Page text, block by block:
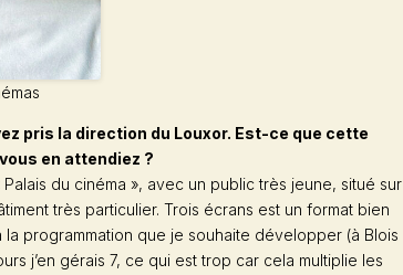
pris la direction du Louxor. Est-ce que cette
en attendiez ?
Palais du cinéma », avec un public très jeune, situé sur
très particulier. Trois écrans est un format bien
programmation que je souhaite développer (à Blois
j’en gérais 7, ce qui est trop car cela multiplie les